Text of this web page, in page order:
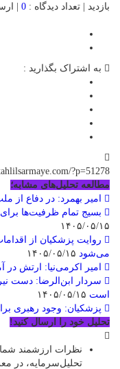
بازدید | تعداد دیدگاه : 0
|
به اشتراک بگذارید :
?p=51278
مطالعه تحلیل‌های مشابه؛
امیر بهمرد: در دفاع از
بسیج تمام ظرفیت‌ها برای
۱۴۰۵/۰۵/۱۵
روایت پزشکیان از
می‌شود
امیر اکرمی‌نیا: ارتش در
سردار ابن‌الرضا: دست
است
پزشکیان: وجود رهبری
تحلیل خود را ارسال کنید!
نظرات ارزشمند
تحلیل‌سرمایه، در